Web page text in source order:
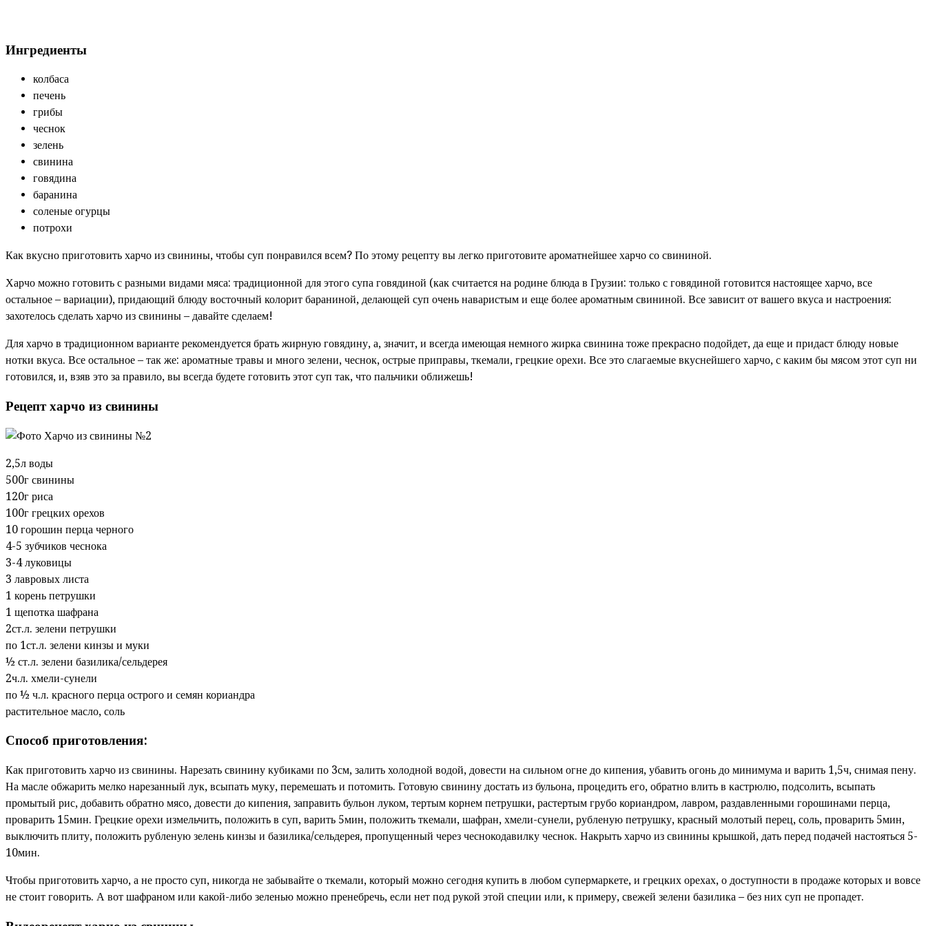
Ингредиенты
колбаса
печень
грибы
чеснок
зелень
свинина
говядина
баранина
соленые огурцы
потрохи
Как вкусно приготовить харчо из свинины, чтобы суп понравился всем? По этому рецепту вы легко приготовите ароматнейшее харчо со свининой.
Харчо можно готовить с разными видами мяса: традиционной для этого супа говядиной (как считается на родине блюда в Грузии: только с говядиной готовится настоящее харчо, все
остальное – вариации), придающий блюду восточный колорит бараниной, делающей суп очень наваристым и еще более ароматным свининой. Все зависит от вашего вкуса и настроения:
захотелось сделать харчо из свинины – давайте сделаем!
Для харчо в традиционном варианте рекомендуется брать жирную говядину, а, значит, и всегда имеющая немного жирка свинина тоже прекрасно подойдет, да еще и придаст блюду новые
нотки вкуса. Все остальное – так же: ароматные травы и много зелени, чеснок, острые приправы, ткемали, грецкие орехи. Все это слагаемые вкуснейшего харчо, с каким бы мясом этот суп ни
готовился, и, взяв это за правило, вы всегда будете готовить этот суп так, что пальчики оближешь!
Рецепт харчо из свинины
2,5л воды
500г свинины
120г риса
100г грецких орехов
10 горошин перца черного
4-5 зубчиков чеснока
3-4 луковицы
3 лавровых листа
1 корень петрушки
1 щепотка шафрана
2ст.л. зелени петрушки
по 1ст.л. зелени кинзы и муки
½ ст.л. зелени базилика/сельдерея
2ч.л. хмели-сунели
по ½ ч.л. красного перца острого и семян кориандра
растительное масло, соль
Способ приготовления:
Как приготовить харчо из свинины. Нарезать свинину кубиками по 3см, залить холодной водой, довести на сильном огне до кипения, убавить огонь до минимума и варить 1,5ч, снимая пену.
На масле обжарить мелко нарезанный лук, всыпать муку, перемешать и потомить. Готовую свинину достать из бульона, процедить его, обратно влить в кастрюлю, подсолить, всыпать
промытый рис, добавить обратно мясо, довести до кипения, заправить бульон луком, тертым корнем петрушки, растертым грубо кориандром, лавром, раздавленными горошинами перца,
проварить 15мин. Грецкие орехи измельчить, положить в суп, варить 5мин, положить ткемали, шафран, хмели-сунели, рубленую петрушку, красный молотый перец, соль, проварить 5мин,
выключить плиту, положить рубленую зелень кинзы и базилика/сельдерея, пропущенный через чеснокодавилку чеснок. Накрыть харчо из свинины крышкой, дать перед подачей настояться 5-
10мин.
Чтобы приготовить харчо, а не просто суп, никогда не забывайте о ткемали, который можно сегодня купить в любом супермаркете, и грецких орехах, о доступности в продаже которых и вовсе
не стоит говорить. А вот шафраном или какой-либо зеленью можно пренебречь, если нет под рукой этой специи или, к примеру, свежей зелени базилика – без них суп не пропадет.